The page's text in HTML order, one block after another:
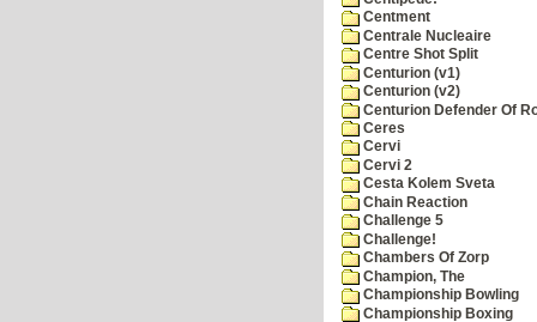
Centment
Centrale Nucleaire
Centre Shot Split
Centurion (v1)
Centurion (v2)
Centurion Defender Of
Ceres
Cervi
Cervi 2
Cesta Kolem Sveta
Chain Reaction
Challenge 5
Challenge!
Chambers Of Zorp
Champion, The
Championship Bowling
Championship Boxing